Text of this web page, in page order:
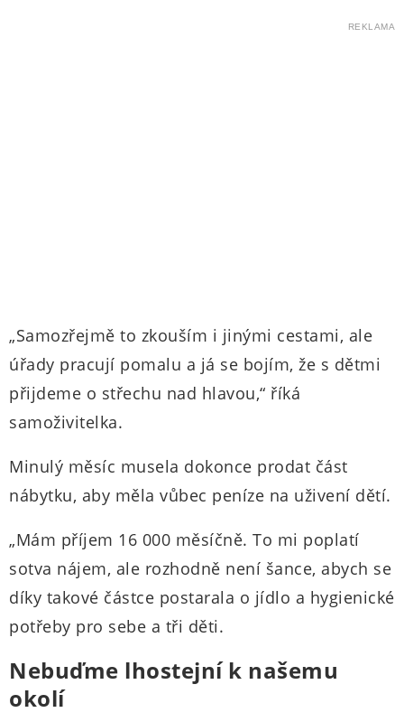
REKLAMA
„Samozřejmě to zkouším i jinými cestami, ale
úřady pracují pomalu a já se bojím, že s dětmi
přijdeme o střechu nad hlavou,“ říká
samoživitelka.
Minulý měsíc musela dokonce prodat část
nábytku, aby měla vůbec peníze na uživení dětí.
„Mám příjem 16 000 měsíčně. To mi poplatí
sotva nájem, ale rozhodně není šance, abych se
díky takové částce postarala o jídlo a hygienické
potřeby pro sebe a tři děti.
Nebuďme lhostejní k našemu
okolí